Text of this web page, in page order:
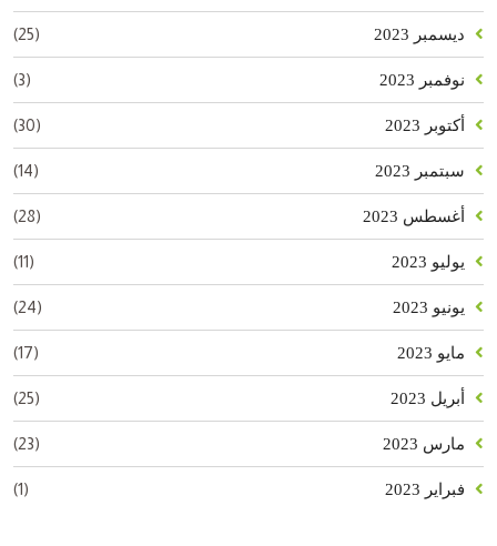
ديسمبر 2023 (25)
نوفمبر 2023 (3)
أكتوبر 2023 (30)
سبتمبر 2023 (14)
أغسطس 2023 (28)
يوليو 2023 (11)
يونيو 2023 (24)
مايو 2023 (17)
أبريل 2023 (25)
مارس 2023 (23)
فبراير 2023 (1)